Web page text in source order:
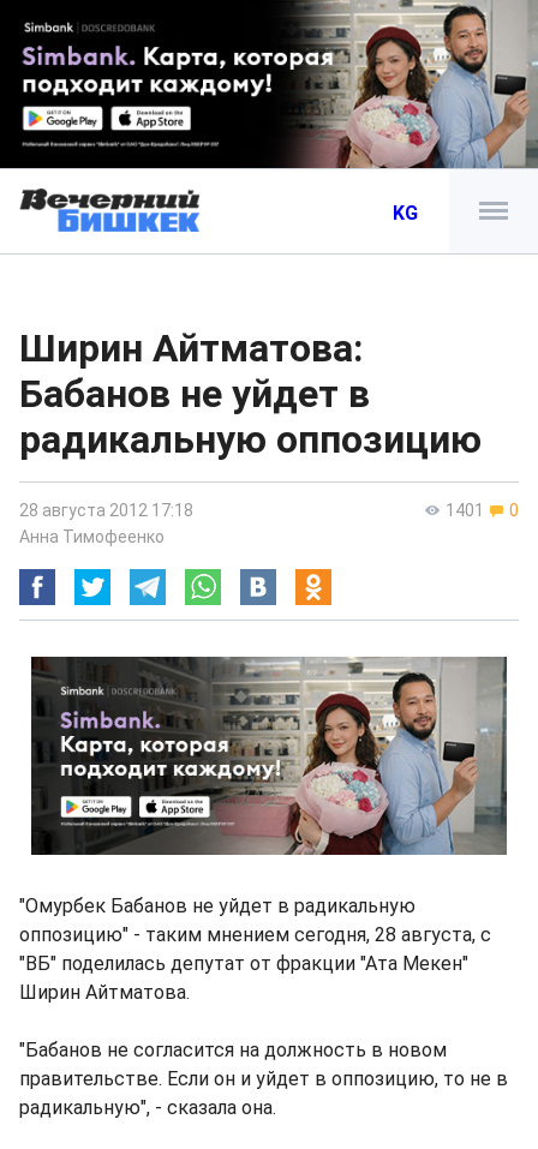
KG
Ширин Айтматова:
Бабанов не уйдет в
радикальную оппозицию
1401 0
28 августа 2012 17:18
Анна Тимофеенко
"Омурбек Бабанов не уйдет в радикальную
оппозицию" - таким мнением сегодня, 28 августа, с
"ВБ" поделилась депутат от фракции "Ата Мекен"
Ширин Айтматова.
"Бабанов не согласится на должность в новом
правительстве. Если он и уйдет в оппозицию, то не в
радикальную", - сказала она.